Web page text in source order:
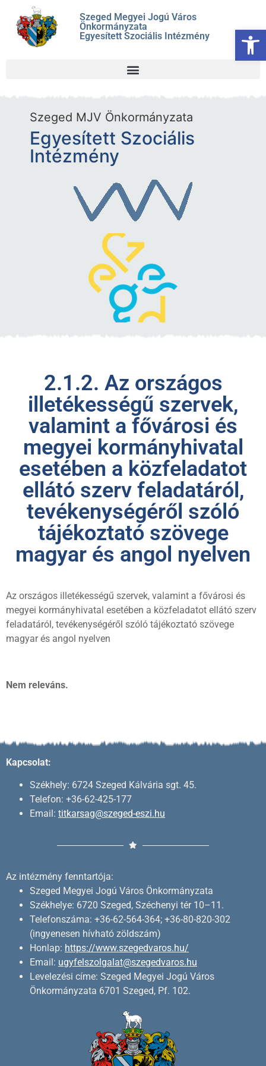
Szeged Megyei Jogú Város
Önkormányzata
Egyesített Szociális Intézmény
Szeged MJV Önkormányzata
Egyesített Szociális
Intézmény
2.1.2. Az országos
illetékességű szervek,
valamint a fővárosi és
megyei kormányhivatal
esetében a közfeladatot
ellátó szerv feladatáról,
tevékenységéről szóló
tájékoztató szövege
magyar és angol nyelven
Az országos illetékességű szervek, valamint a fővárosi és
megyei kormányhivatal esetében a közfeladatot ellátó szerv
feladatáról, tevékenységéről szóló tájékoztató szövege
magyar és angol nyelven
Nem releváns.
Kapcsolat:
Székhely: 6724 Szeged Kálvária sgt. 45.
Telefon: +36-62-425-177
Email: titkarsag@szeged-eszi.hu
Az intézmény fenntartója:
Szeged Megyei Jogú Város Önkormányzata
Székhelye: 6720 Szeged, Széchenyi tér 10–11.
Telefonszáma: +36-62-564-364; +36-80-820-302
(ingyenesen hívható zöldszám)
Honlap: https://www.szegedvaros.hu/
Email: ugyfelszolgalat@szegedvaros.hu
Levelezési címe: Szeged Megyei Jogú Város
Önkormányzata 6701 Szeged, Pf. 102.